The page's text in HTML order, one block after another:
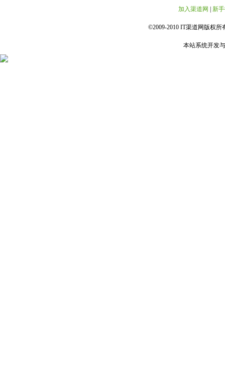
加入渠道网 新
©2009-2010 IT渠道网版权所
本站系统开发